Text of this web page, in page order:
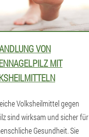
VON
MIT
Volksheilmittel gegen
sind wirksam und sicher für
Gesundheit. Sie